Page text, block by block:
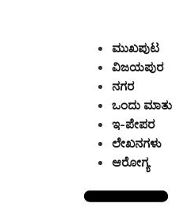
ಮುಖಪುಟ
ವಿಜಯಪುರ
ನಗರ
ಒಂದು ಮಾತು
ಇ-ಪೇಪರ
ಲೇಖನಗಳು
ಆರೋಗ್ಯ